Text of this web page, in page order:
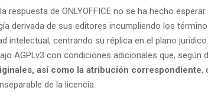
respuesta de ONLYOFFICE no se ha hecho
derivada de sus editores incumpliendo los
intelectual, centrando su réplica en el plano
AGPLv3 con condiciones adicionales que, según
así como la atribución correspondiente,
de la licencia.